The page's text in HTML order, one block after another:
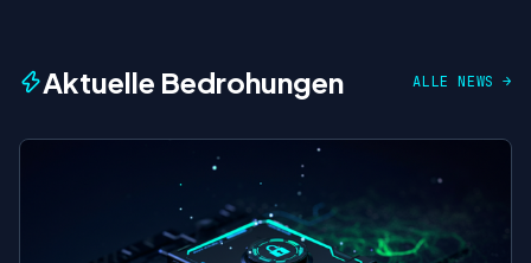
Aktuelle Bedrohungen ALLE NEWS →